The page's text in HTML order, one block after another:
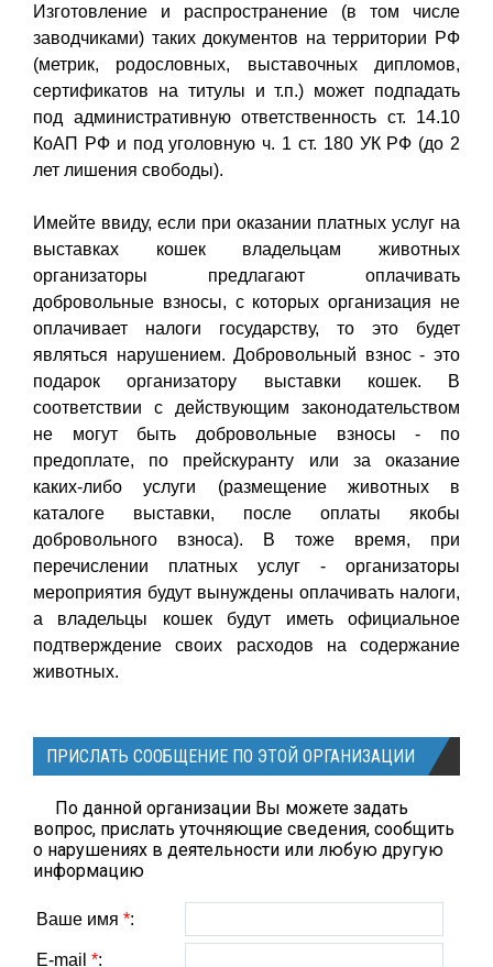
Изготовление и распространение (в том числе
заводчиками) таких документов на территории РФ
(метрик, родословных, выставочных дипломов,
сертификатов на титулы и т.п.) может подпадать
под административную ответственность ст. 14.10
КоАП РФ и под уголовную ч. 1 ст. 180 УК РФ (до 2
лет лишения свободы).
Имейте ввиду, если при оказании платных услуг на
выставках кошек владельцам животных
организаторы предлагают оплачивать
добровольные взносы, с которых организация не
оплачивает налоги государству, то это будет
являться нарушением. Добровольный взнос - это
подарок организатору выставки кошек. В
соответствии с действующим законодательством
не могут быть добровольные взносы - по
предоплате, по прейскуранту или за оказание
каких-либо услуги (размещение животных в
каталоге выставки, после оплаты якобы
добровольного взноса). В тоже время, при
перечислении платных услуг - организаторы
мероприятия будут вынуждены оплачивать налоги,
а владельцы кошек будут иметь официальное
подтверждение своих расходов на содержание
животных.
ПРИСЛАТЬ СООБЩЕНИЕ ПО ЭТОЙ ОРГАНИЗАЦИИ
По данной организации Вы можете задать
вопрос, прислать уточняющие сведения, сообщить
о нарушениях в деятельности или любую другую
информацию
Ваше имя *:
E-mail *: